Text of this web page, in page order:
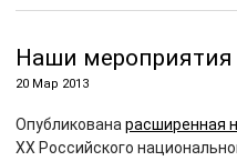
Наши мероприятия
20 Мар 2013
Опубликована расширенная
XX Российского